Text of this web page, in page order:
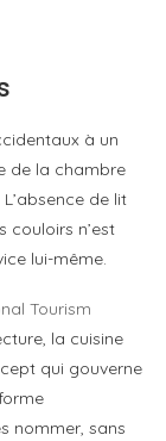
à un
de la chambre
de lit
couloirs n’est
lui-même.
Tourism
la cuisine
qui gouverne
nommer, sans